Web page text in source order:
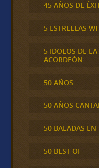
45 AÑOS DE
5 ESTRELLAS
5 IDOLOS DE
ACORDEÓN
50 AÑOS
50 AÑOS
50 BALADAS EN
50 BEST OF